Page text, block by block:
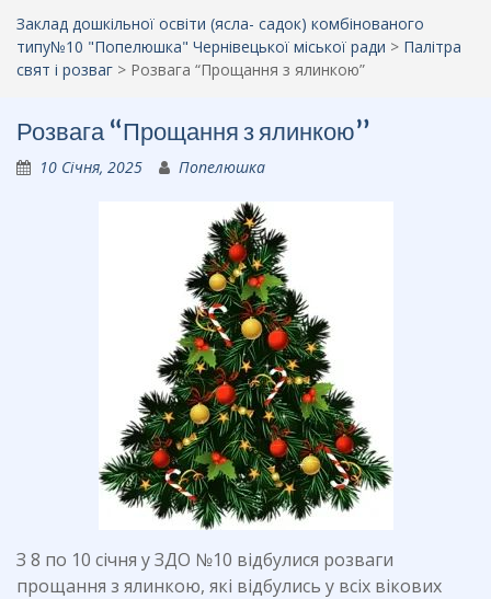
Заклад дошкільної освіти (ясла- садок) комбінованого
типу№10 "Попелюшка" Чернівецької міської ради > Палітра
свят і розваг > Розвага “Прощання з ялинкою”
Розвага “Прощання з ялинкою”
10 Січня, 2025 Попелюшка
З 8 по 10 січня у ЗДО №10 відбулися розваги
прощання з ялинкою, які відбулись у всіх вікових